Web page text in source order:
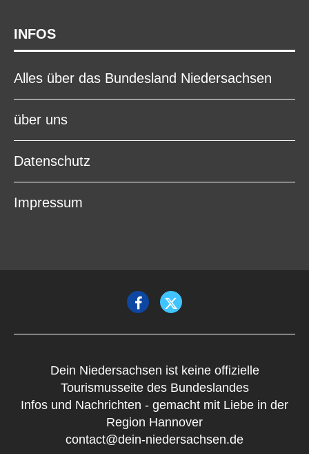
INFOS
Alles über das Bundesland Niedersachsen
über uns
Datenschutz
Impressum
Dein Niedersachsen ist keine offizielle
Tourismusseite des Bundeslandes
Infos und Nachrichten - gemacht mit Liebe in der
Region Hannover
contact@dein-niedersachsen.de